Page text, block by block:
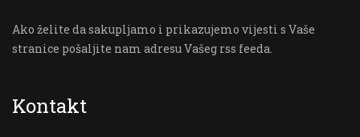
Ako želite da sakupljamo i prikazujemo vijesti s Vaše
stranice pošaljite nam adresu Vašeg rss feeda.
Kontakt